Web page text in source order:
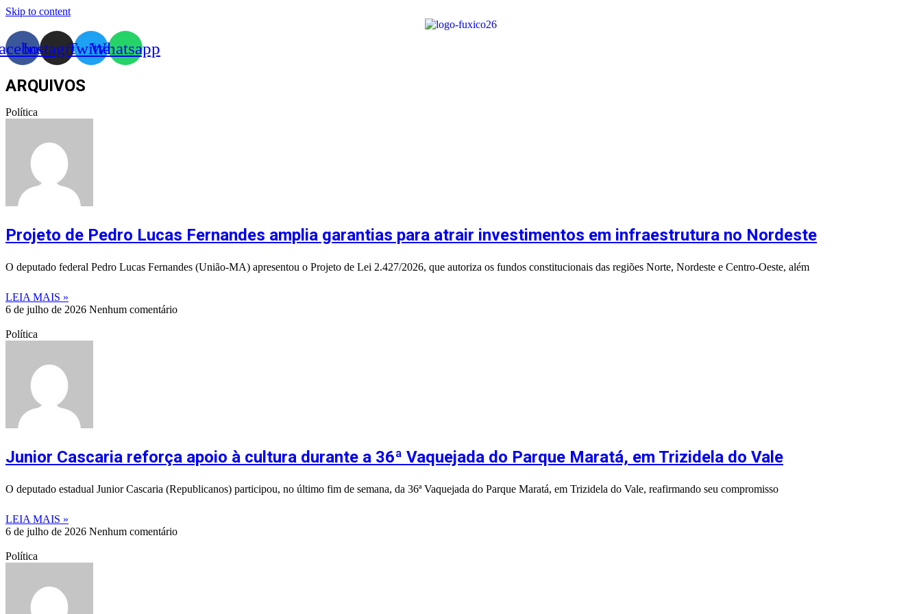
Skip to content
InstagramTwitterWhatsapp
ARQUIVOS
Política
Projeto de Pedro Lucas Fernandes amplia garantias para atrair investimentos em infraestrutura no Nordeste
O deputado federal Pedro Lucas Fernandes (União-MA) apresentou o Projeto de Lei 2.427/2026, que autoriza os fundos constitucionais das regiões Norte, Nordeste e Centro-Oeste, além
LEIA MAIS »
6 de julho de 2026 Nenhum comentário
Política
Junior Cascaria reforça apoio à cultura durante a 36ª Vaquejada do Parque Maratá, em Trizidela do Vale
O deputado estadual Junior Cascaria (Republicanos) participou, no último fim de semana, da 36ª Vaquejada do Parque Maratá, em Trizidela do Vale, reafirmando seu compromisso
LEIA MAIS »
6 de julho de 2026 Nenhum comentário
Política